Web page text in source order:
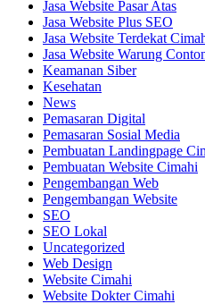
Jasa Website Pasar Atas
Jasa Website Plus SEO
Jasa Website Terdekat
Jasa Website Warung
Keamanan Siber
Kesehatan
News
Pemasaran Digital
Pemasaran Sosial Media
Pembuatan Landingpage
Pembuatan Website Cimahi
Pengembangan Web
Pengembangan Website
SEO
SEO Lokal
Uncategorized
Web Design
Website Cimahi
Website Dokter Cimahi